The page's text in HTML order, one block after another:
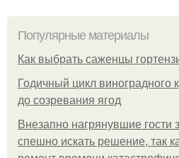
Популярные материалы
Как выбрать саженцы
Годичный цикл виноградного
до созревания ягод
Внезапно нагрянувшие гости
спешно искать решение, так